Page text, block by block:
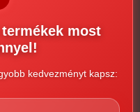
most
kedvezményt kapsz: